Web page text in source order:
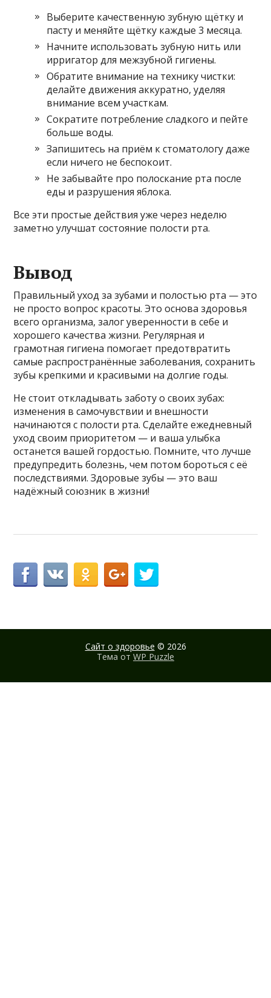
Выберите качественную зубную щётку и
пасту и меняйте щётку каждые 3 месяца.
Начните использовать зубную нить или
ирригатор для межзубной гигиены.
Обратите внимание на технику чистки:
делайте движения аккуратно, уделяя
внимание всем участкам.
Сократите потребление сладкого и пейте
больше воды.
Запишитесь на приём к стоматологу даже
если ничего не беспокоит.
Не забывайте про полоскание рта после
еды и разрушения яблока.
Все эти простые действия уже через неделю
заметно улучшат состояние полости рта.
Вывод
Правильный уход за зубами и полостью рта — это
не просто вопрос красоты. Это основа здоровья
всего организма, залог уверенности в себе и
хорошего качества жизни. Регулярная и
грамотная гигиена помогает предотвратить
самые распространённые заболевания, сохранить
зубы крепкими и красивыми на долгие годы.
Не стоит откладывать заботу о своих зубах:
изменения в самочувствии и внешности
начинаются с полости рта. Сделайте ежедневный
уход своим приоритетом — и ваша улыбка
останется вашей гордостью. Помните, что лучше
предупредить болезнь, чем потом бороться с её
последствиями. Здоровые зубы — это ваш
надёжный союзник в жизни!
Сайт о здоровье © 2026
Тема от WP Puzzle